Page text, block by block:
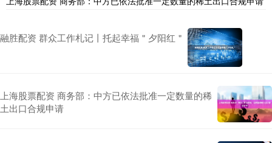
融胜配资 群众工作札记丨托起幸福＂夕阳红＂
上海股票配资 商务部：中方已依法批准一定数量的稀
土出口合规申请